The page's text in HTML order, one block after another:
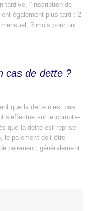
tardive, l’inscription de
également plus tard : 2
3 mois pour un
cas de dette ?
que la dette n’est pas
s’effectue sur le compte-
que la dette est reprise
le paiement doit être
paiement, généralement